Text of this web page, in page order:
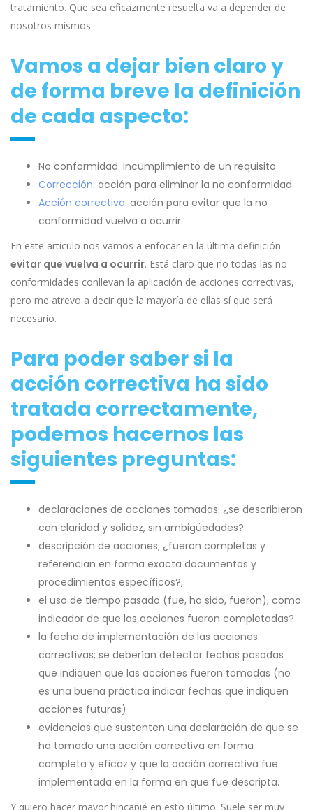
tratamiento. Que sea eficazmente resuelta va a depender de
nosotros mismos.
Vamos a dejar bien claro y
de forma breve la definición
de cada aspecto:
No conformidad: incumplimiento de un requisito
Corrección: acción para eliminar la no conformidad
Acción correctiva: acción para evitar que la no
conformidad vuelva a ocurrir.
En este artículo nos vamos a enfocar en la última definición:
evitar que vuelva a ocurrir. Está claro que no todas las no
conformidades conllevan la aplicación de acciones correctivas,
pero me atrevo a decir que la mayoría de ellas sí que será
necesario.
Para poder saber si la
acción correctiva ha sido
tratada correctamente,
podemos hacernos las
siguientes preguntas:
declaraciones de acciones tomadas: ¿se describieron
con claridad y solidez, sin ambigüedades?
descripción de acciones; ¿fueron completas y
referencian en forma exacta documentos y
procedimientos específicos?,
el uso de tiempo pasado (fue, ha sido, fueron), como
indicador de que las acciones fueron completadas?
la fecha de implementación de las acciones
correctivas; se deberían detectar fechas pasadas
que indiquen que las acciones fueron tomadas (no
es una buena práctica indicar fechas que indiquen
acciones futuras)
evidencias que sustenten una declaración de que se
ha tomado una acción correctiva en forma
completa y eficaz y que la acción correctiva fue
implementada en la forma en que fue descripta.
Y quiero hacer mayor hincapié en esto último. Suele ser muy